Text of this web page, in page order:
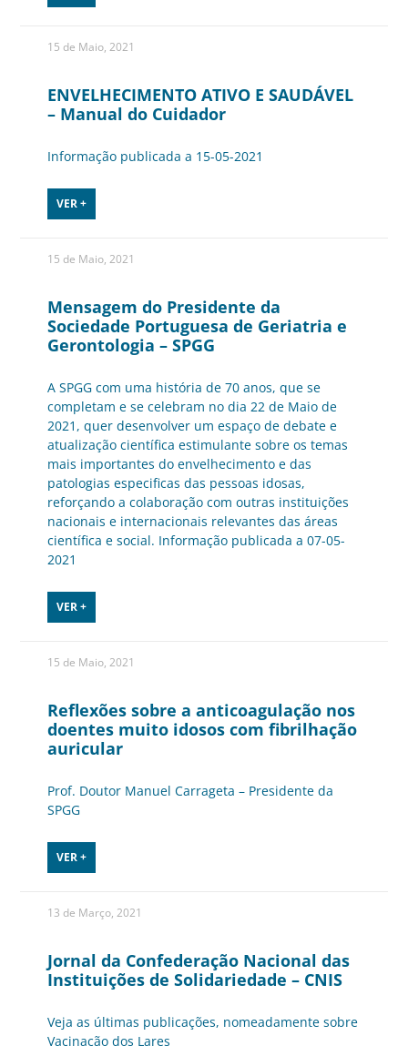
15 de Maio, 2021
ENVELHECIMENTO ATIVO E SAUDÁVEL
– Manual do Cuidador
Informação publicada a 15-05-2021
VER +
15 de Maio, 2021
Mensagem do Presidente da
Sociedade Portuguesa de Geriatria e
Gerontologia – SPGG
A SPGG com uma história de 70 anos, que se
completam e se celebram no dia 22 de Maio de
2021, quer desenvolver um espaço de debate e
atualização científica estimulante sobre os temas
mais importantes do envelhecimento e das
patologias especificas das pessoas idosas,
reforçando a colaboração com outras instituições
nacionais e internacionais relevantes das áreas
científica e social. Informação publicada a 07-05-
2021
VER +
15 de Maio, 2021
Reflexões sobre a anticoagulação nos
doentes muito idosos com fibrilhação
auricular
Prof. Doutor Manuel Carrageta – Presidente da
SPGG
VER +
13 de Março, 2021
Jornal da Confederação Nacional das
Instituições de Solidariedade – CNIS
Veja as últimas publicações, nomeadamente sobre
Vacinação dos Lares